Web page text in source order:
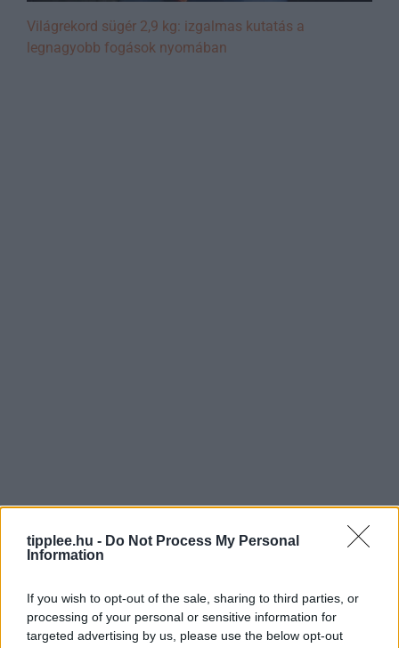
tipplee.hu - Do Not Process My Personal
Information
If you wish to opt-out of the sale, sharing to third parties, or
processing of your personal or sensitive information for
targeted advertising by us, please use the below opt-out
Világrekord sügér 2,9 kg: izgalmas kutatás a
legnagyobb fogások nyomában
(FAQ)
Mikor van harcsa tilalom 2026-ban?